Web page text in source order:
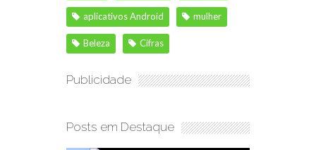
aplicativos Android mulher
Beleza Cifras
Publicidade
Posts em Destaque